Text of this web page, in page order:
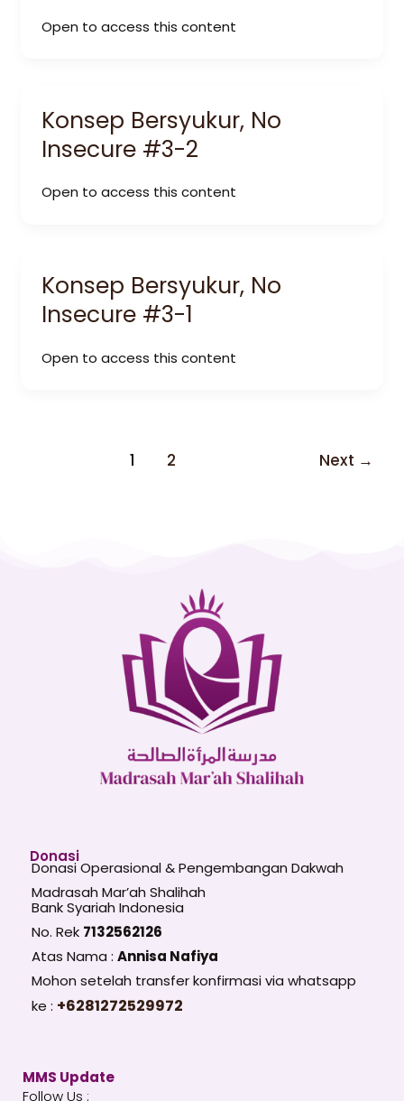
Open to access this content
Konsep Bersyukur, No
Insecure #3-2
Open to access this content
Konsep Bersyukur, No
Insecure #3-1
Open to access this content
1 2 Next →
Donasi
Donasi Operasional & Pengembangan Dakwah
Madrasah Mar’ah Shalihah
Bank Syariah Indonesia
No. Rek 7132562126
Atas Nama : Annisa Nafiya
Mohon setelah transfer konfirmasi via whatsapp
ke : +6281272529972
MMS Update
Follow Us :